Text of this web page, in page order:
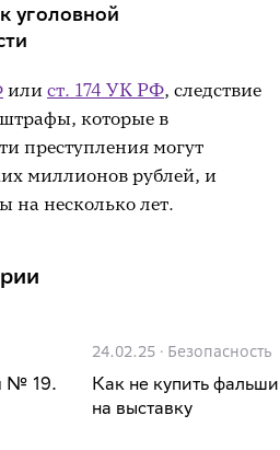
уголовной
или ст. 174 УК РФ, следствие
которые в
преступления могут
миллионов рублей, и
на несколько лет.
№ 19.
24.02.25 · Безопасность
Как не купить
на выставку